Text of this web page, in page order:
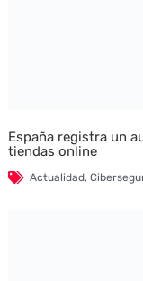
España registra un
tiendas online
Actualidad,